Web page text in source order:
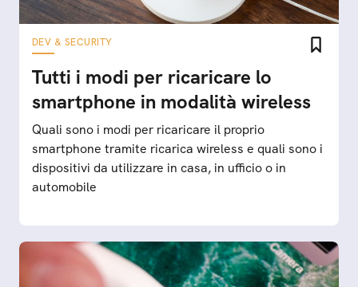
DEV & SECURITY
Tutti i modi per ricaricare lo
smartphone in modalità wireless
Quali sono i modi per ricaricare il proprio
smartphone tramite ricarica wireless e quali sono i
dispositivi da utilizzare in casa, in ufficio o in
automobile